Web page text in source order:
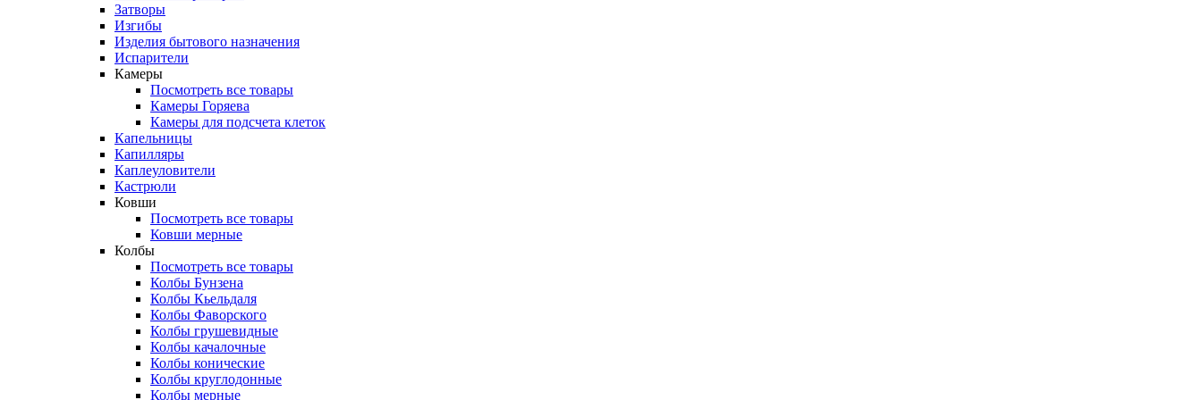
Затворы
Изгибы
Изделия бытового назначения
Испарители
Камеры
Посмотреть все товары
Камеры Горяева
Камеры для подсчета клеток
Капельницы
Капилляры
Каплеуловители
Кастрюли
Ковши
Посмотреть все товары
Ковши мерные
Колбы
Посмотреть все товары
Колбы Бунзена
Колбы Кьельдаля
Колбы Фаворского
Колбы грушевидные
Колбы качалочные
Колбы конические
Колбы круглодонные
Колбы мерные